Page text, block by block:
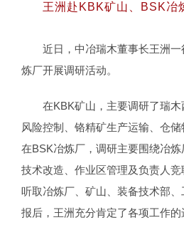
王洲赴KBK矿山、BSK冶
近日，中冶瑞木董事长王洲
炼厂开展调研活动。
在KBK矿山，主要调研了瑞
风险控制、铬精矿生产运输、仓储
在BSK冶炼厂，调研主要围绕冶
技术改造、作业区管理及负责人
听取冶炼厂、矿山、装备技术部
报后，王洲充分肯定了各项工作